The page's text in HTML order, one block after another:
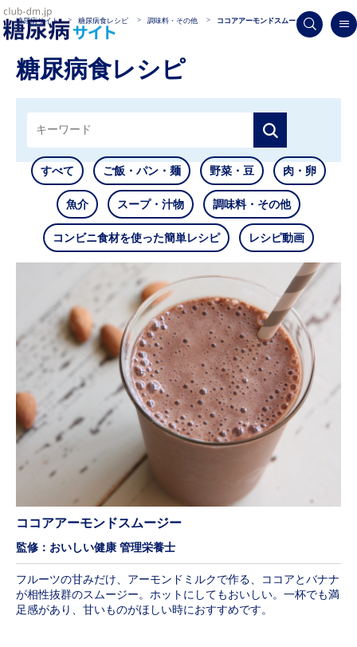
糖尿病サイト 糖尿病食レシピ 調味料・その他 ココアアーモンドスムージー
糖尿病食レシピ
すべて ご飯・パン・麺 野菜・豆 肉・卵
魚介 スープ・汁物 調味料・その他
コンビニ食材を使った簡単レシピ レシピ動画
ココアアーモンドスムージー
監修：おいしい健康 管理栄養士
フルーツの甘みだけ、アーモンドミルクで作る、ココアとバナナ
が相性抜群のスムージー。ホットにしてもおいしい。一杯でも満
足感があり、甘いものがほしい時におすすめです。